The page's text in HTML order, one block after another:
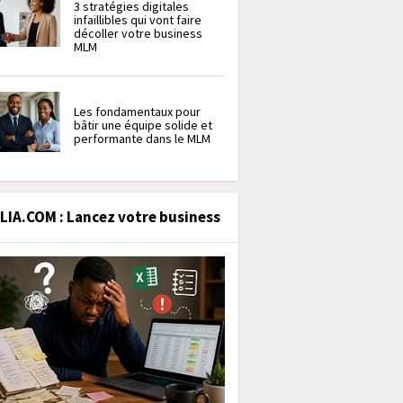
3 stratégies digitales
infaillibles qui vont faire
décoller votre business
MLM
Les fondamentaux pour
bâtir une équipe solide et
performante dans le MLM
: Lancez votre business